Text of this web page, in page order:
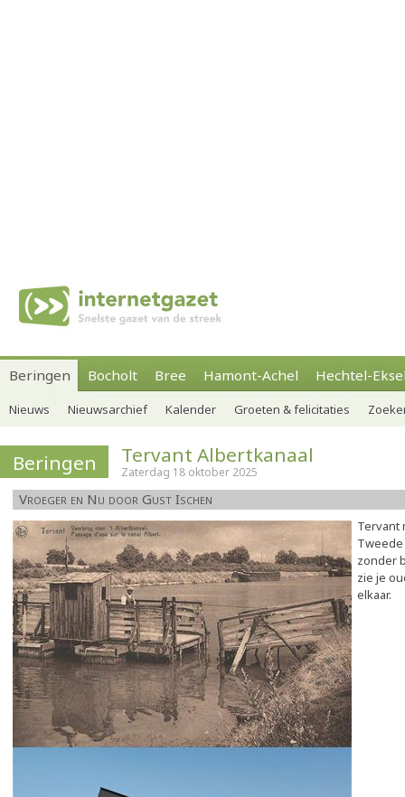
Beringen Bocholt Bree Hamont-Achel Hechtel-
Nieuws Nieuwsarchief Kalender Groeten & felicitaties
Beringen Tervant Albertkanaal
Zaterdag 18 oktober 2025
Vroeger en Nu door Gust Ischen
Tervant
zonder
zie je
elkaar.